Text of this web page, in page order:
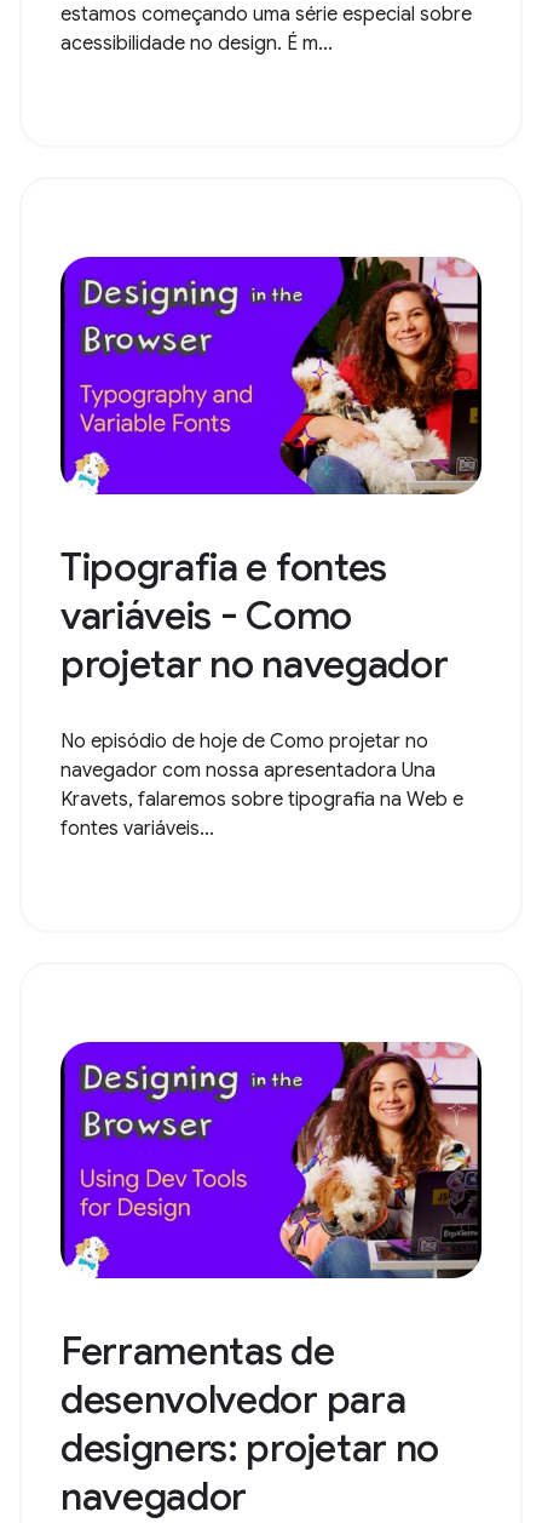
estamos começando uma série especial sobre
acessibilidade no design. É m...
Tipografia e fontes
variáveis - Como
projetar no navegador
No episódio de hoje de Como projetar no
navegador com nossa apresentadora Una
Kravets, falaremos sobre tipografia na Web e
fontes variáveis...
Ferramentas de
desenvolvedor para
designers: projetar no
navegador